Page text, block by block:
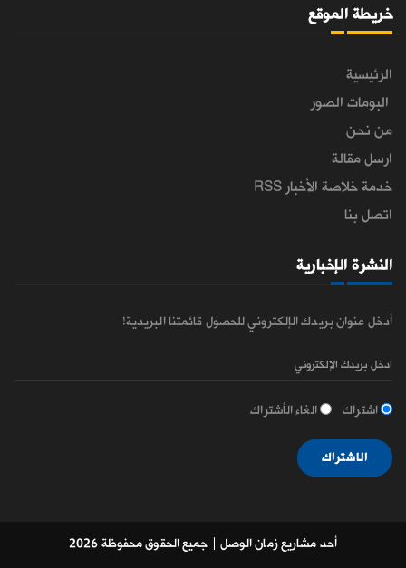
خريطة الموقع
الرئيسية
البومات الصور
من نحن
ارسل مقالة
خدمة خلاصة الأخبار RSS
اتصل بنا
النشرة الإخبارية
أدخل عنوان بريدك الإلكتروني للحصول قائمتنا البريدية!
اشتراك الغاء الأشتراك
الاشتراك
أحد مشاريع زمان الوصل | جميع الحقوق محفوظة 2026